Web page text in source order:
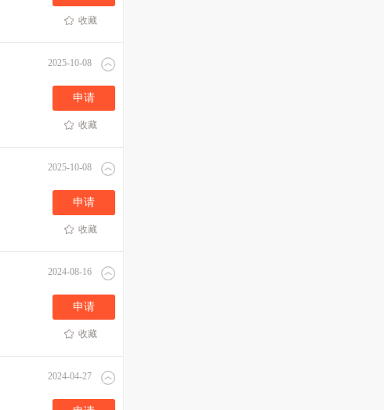
收藏
2025-10-08
申请
收藏
2025-10-08
申请
收藏
2024-08-16
申请
收藏
2024-04-27